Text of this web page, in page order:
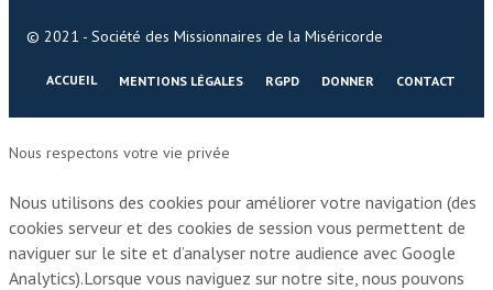
© 2021 - Société des Missionnaires de la Miséricorde
ACCUEIL MENTIONS LÉGALES RGPD DONNER CONTACT
Nous respectons votre vie privée
Nous utilisons des cookies pour améliorer votre navigation (des
cookies serveur et des cookies de session vous permettent de
naviguer sur le site et d’analyser notre audience avec Google
Analytics).Lorsque vous naviguez sur notre site, nous pouvons